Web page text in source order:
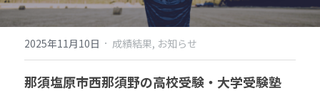
お問い合わせ
検索
0287-36-9450
2025年11月10日 · 成績結果, お知らせ
那須塩原市西那須野の高校受験・大学受験塾